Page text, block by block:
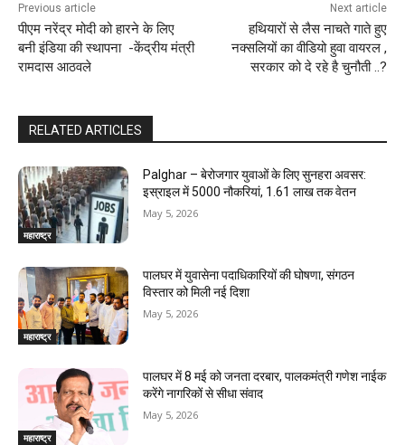
Previous article
पीएम नरेंद्र मोदी को हारने के लिए
बनी इंडिया की स्थापना -केंद्रीय मंत्री
रामदास आठवले
Next article
हथियारों से लैस नाचते गाते हुए
नक्सलियों का वीडियो हुवा वायरल ,
सरकार को दे रहे है चुनौती ..?
RELATED ARTICLES
महाराष्ट्र
Palghar – बेरोजगार युवाओं के लिए सुनहरा अवसर:
इस्राइल में 5000 नौकरियां, ₹1.61 लाख तक वेतन
May 5, 2026
महाराष्ट्र
पालघर में युवासेना पदाधिकारियों की घोषणा, संगठन
विस्तार को मिली नई दिशा
May 5, 2026
महाराष्ट्र
पालघर में 8 मई को जनता दरबार, पालकमंत्री गणेश नाईक
करेंगे नागरिकों से सीधा संवाद
May 5, 2026